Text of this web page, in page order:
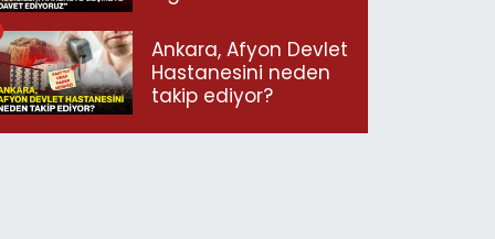
ediyoruz”
Ankara, Afyon Devlet
Hastanesini neden
takip ediyor?